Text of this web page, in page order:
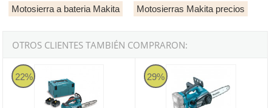
Motosierra a bateria Makita Motosierras Makita precios
OTROS CLIENTES TAMBIÉN COMPRARON:
22%
Sierra de cadena Carving Makita DUC254CPTJ 25cm 18V LXT
29%
Sierra de cadena Makita